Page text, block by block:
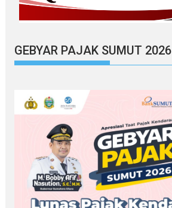
GEBYAR PAJAK SUMUT 2026